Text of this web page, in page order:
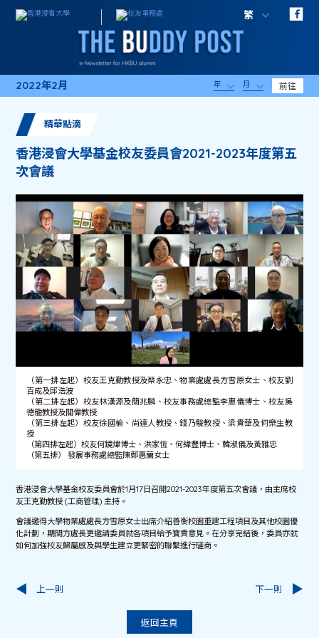
繁
2022年2月 年 月 前往
精華點滴
香港浸會大學基金校友委員會2021-2023年度第五
次會議
（第一排左起）校友王克勤教授及蔡永忠、物業處處長方雪原女士、校友劉
百成及邱浩波
（第二排左起）校友林漢源及簡兆麟、校友事務處總監李惠儀博士、校友吳
德龍教授及關偉教授
（第三排左起）校友徐國榆、尚達人教授、錢乃駿教授、梁貴華及何樂生教
授
（第四排左起）校友何鏡煒博士、洪家恆、何緯豐博士、韓淑儀及黃雅忠
（第五排） 發展事務處總監陳鄭惠蘭女士
香港浸會大學基金校友委員會於1月17日召開2021-2023年度第五次會議，由主席校
友王克勤教授 (工商管理) 主持。
會議邀得大學物業處處長方雪原女士出席介紹善衡校園重建工程項目及其他校園優
化計劃，期間方處長更邀請委員就各項目給予寶貴意見。在分享完結後，委員亦就
如何加強校友歸屬感及與學生建立更緊密的聯繫進行磋商。
上一則
返回主頁
下一則